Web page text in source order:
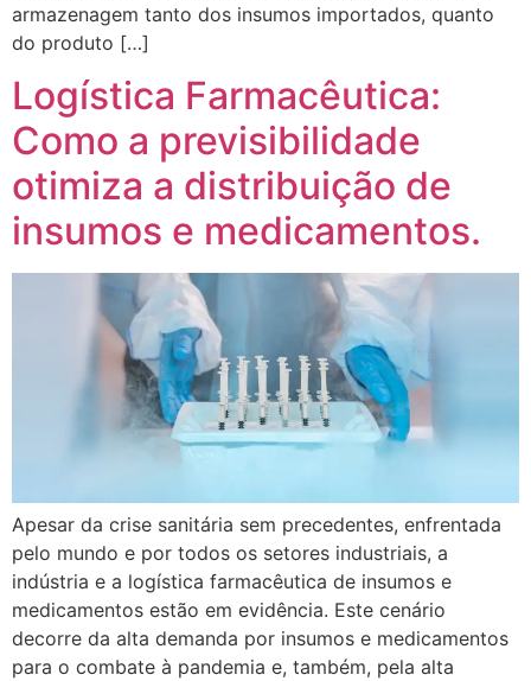
armazenagem tanto dos insumos importados, quanto
do produto […]
Logística Farmacêutica:
Como a previsibilidade
otimiza a distribuição de
insumos e medicamentos.
Apesar da crise sanitária sem precedentes, enfrentada
pelo mundo e por todos os setores industriais, a
indústria e a logística farmacêutica de insumos e
medicamentos estão em evidência. Este cenário
decorre da alta demanda por insumos e medicamentos
para o combate à pandemia e, também, pela alta